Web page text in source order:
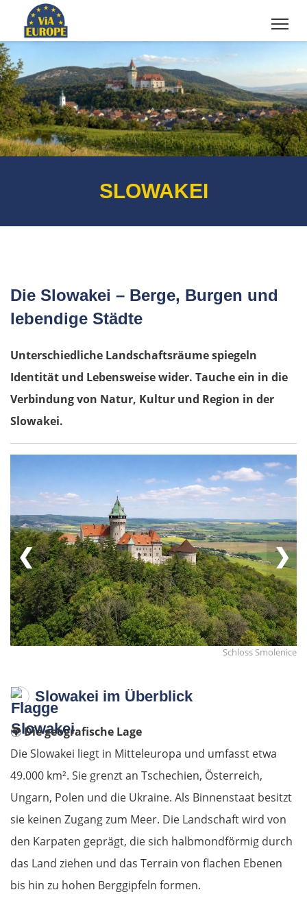
SLOWAKEI
Die Slowakei – Berge, Burgen und
lebendige Städte
Unterschiedliche Landschaftsräume spiegeln
Identität und Lebensweise wider. Tauche ein in die
Verbindung von Natur, Kultur und Region in der
Slowakei.
Schloss Smolenice
Fernsehturm Bratislava auf dem Kamzík-Hügel
❮ ❯
Slowakei im Überblick
🌍Die geografische Lage
Die Slowakei liegt in Mitteleuropa und umfasst etwa
49.000 km². Sie grenzt an Tschechien, Österreich,
Ungarn, Polen und die Ukraine. Als Binnenstaat besitzt
sie keinen Zugang zum Meer. Die Landschaft wird von
den Karpaten geprägt, die sich halbmondförmig durch
das Land ziehen und das Terrain von flachen Ebenen
bis hin zu hohen Berggipfeln formen.